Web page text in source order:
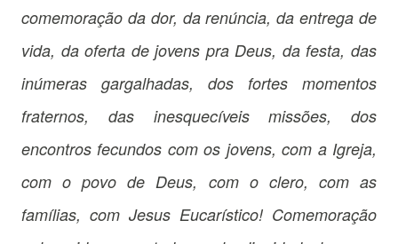
comemoração da dor, da renúncia, da entrega de
vida, da oferta de jovens pra Deus, da festa, das
inúmeras gargalhadas, dos fortes momentos
fraternos, das inesquecíveis missões, dos
encontros fecundos com os jovens, com a Igreja,
com o povo de Deus, com o clero, com as
famílias, com Jesus Eucarístico! Comemoração